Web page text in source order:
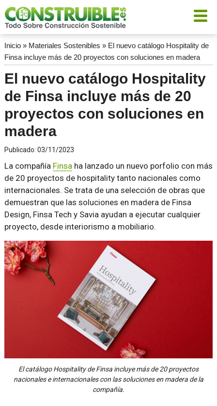
Inicio» Materiales Sostenibles » El nuevo catálogo Hospitality de
Finsa incluye más de 20 proyectos con soluciones en madera
El nuevo catálogo Hospitality
de Finsa incluye más de 20
proyectos con soluciones en
madera
Publicado: 03/11/2023
La compañía Finsaha lanzado un nuevo porfolio con más
de 20 proyectos de hospitality tanto nacionales como
internacionales. Se trata de una selección de obras que
demuestran que las soluciones en madera de Finsa
Design, Finsa Tech y Savia ayudan a ejecutar cualquier
proyecto, desde interiorismo a mobiliario.
El catálogo Hospitality de Finsa incluye más de 20 proyectos
nacionales e internacionales con las soluciones en madera de la
compañía.